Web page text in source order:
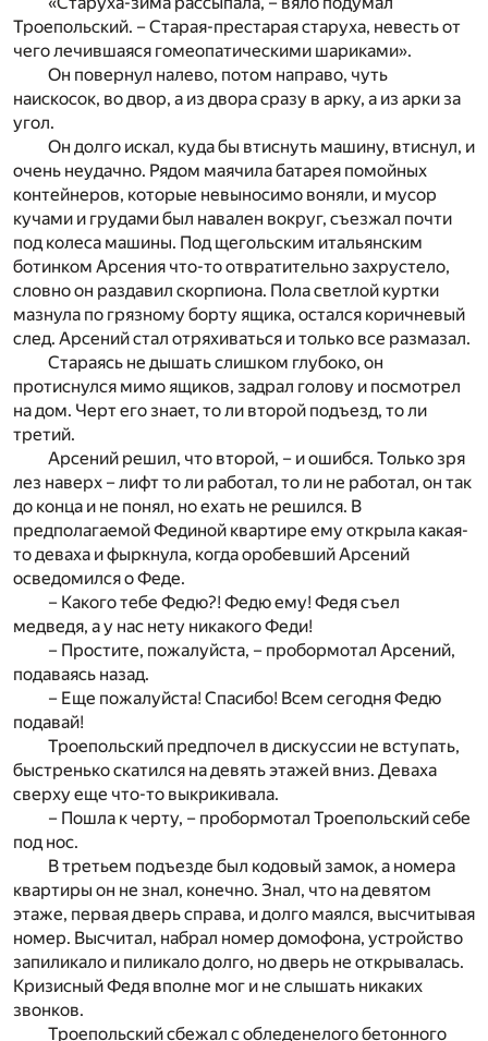
Троепольский. – Старая-престарая старуха, невесть от
чего лечившаяся гомеопатическими шариками».
Он повернул налево, потом направо, чуть
наискосок, во двор, а из двора сразу в арку, а из арки за
угол.
Он долго искал, куда бы втиснуть машину, втиснул, и
очень неудачно. Рядом маячила батарея помойных
контейнеров, которые невыносимо воняли, и мусор
кучами и грудами был навален вокруг, съезжал почти
под колеса машины. Под щегольским итальянским
ботинком Арсения что-то отвратительно захрустело,
словно он раздавил скорпиона. Пола светлой куртки
мазнула по грязному борту ящика, остался коричневый
след. Арсений стал отряхиваться и только все размазал.
Стараясь не дышать слишком глубоко, он
протиснулся мимо ящиков, задрал голову и посмотрел
на дом. Черт его знает, то ли второй подъезд, то ли
третий.
Арсений решил, что второй, – и ошибся. Только зря
лез наверх – лифт то ли работал, то ли не работал, он так
до конца и не понял, но ехать не решился. В
предполагаемой Фединой квартире ему открыла какая-
то деваха и фыркнула, когда оробевший Арсений
осведомился о Феде.
– Какого тебе Федю?! Федю ему! Федя съел
медведя, а у нас нету никакого Феди!
– Простите, пожалуйста, – пробормотал Арсений,
подаваясь назад.
– Еще пожалуйста! Спасибо! Всем сегодня Федю
подавай!
Троепольский предпочел в дискуссии не вступать,
быстренько скатился на девять этажей вниз. Деваха
сверху еще что-то выкрикивала.
– Пошла к черту, – пробормотал Троепольский себе
под нос.
В третьем подъезде был кодовый замок, а номера
квартиры он не знал, конечно. Знал, что на девятом
этаже, первая дверь справа, и долго маялся, высчитывая
номер. Высчитал, набрал номер домофона, устройство
запиликало и пиликало долго, но дверь не открывалась.
Кризисный Федя вполне мог и не слышать никаких
звонков.
Троепольский сбежал с обледенелого бетонного